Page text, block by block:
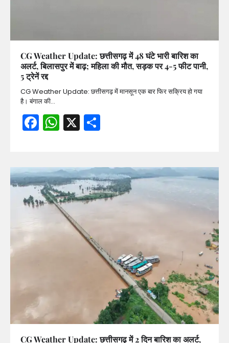
CG Weather Update: छत्तीसगढ़ में 48 घंटे भारी बारिश का
अलर्ट, बिलासपुर में बाढ़; महिला की मौत, सड़क पर 4-5 फीट पानी,
5 ट्रेनें रद्द
CG Weather Update: छत्तीसगढ़ में मानसून एक बार फिर सक्रिय हो गया
है। बंगाल की…
Facebook
WhatsApp
X
CG Weather Update: छत्तीसगढ़ में 2 दिन बारिश का अलर्ट,